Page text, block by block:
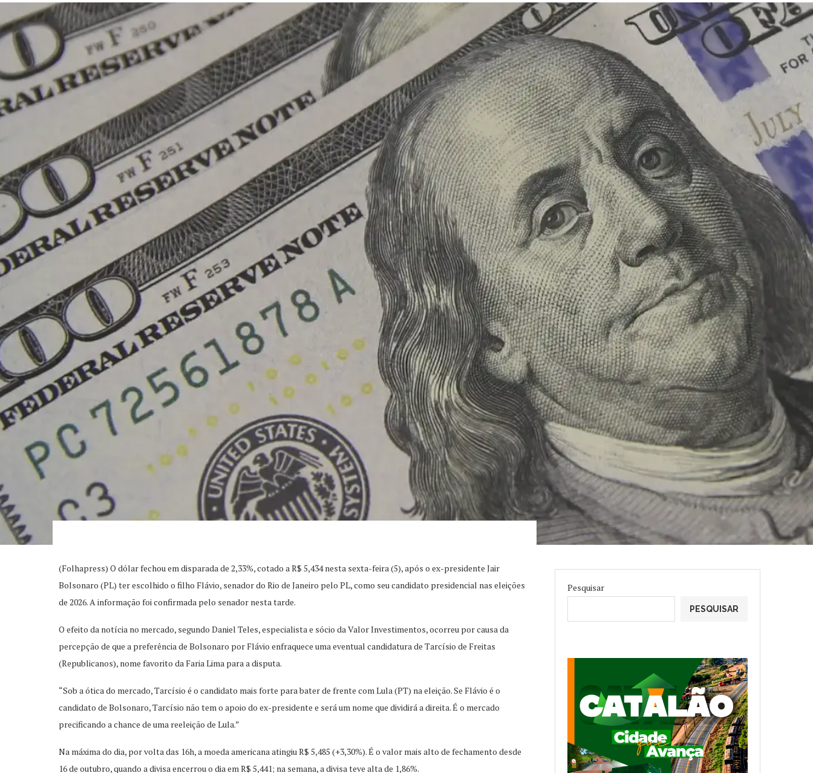
(Folhapress) O dólar fechou em disparada de 2,33%, cotado a R$ 5,434 nesta sexta-feira (5), após o ex-presidente Jair
Bolsonaro (PL) ter escolhido o filho Flávio, senador do Rio de Janeiro pelo PL, como seu candidato presidencial nas eleições
de 2026. A informação foi confirmada pelo senador nesta tarde.
O efeito da notícia no mercado, segundo Daniel Teles, especialista e sócio da Valor Investimentos, ocorreu por causa da
percepção de que a preferência de Bolsonaro por Flávio enfraquece uma eventual candidatura de Tarcísio de Freitas
(Republicanos), nome favorito da Faria Lima para a disputa.
“Sob a ótica do mercado, Tarcísio é o candidato mais forte para bater de frente com Lula (PT) na eleição. Se Flávio é o
candidato de Bolsonaro, Tarcísio não tem o apoio do ex-presidente e será um nome que dividirá a direita. É o mercado
precificando a chance de uma reeleição de Lula.”
Na máxima do dia, por volta das 16h, a moeda americana atingiu R$ 5,485 (+3,30%). É o valor mais alto de fechamento desde
16 de outubro, quando a divisa encerrou o dia em R$ 5,441; na semana, a divisa teve alta de 1,86%.
Pesquisar
PESQUISAR